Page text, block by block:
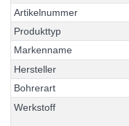
Artikelnummer
Produkttyp
Markenname
Hersteller
Bohrerart
Werkstoff